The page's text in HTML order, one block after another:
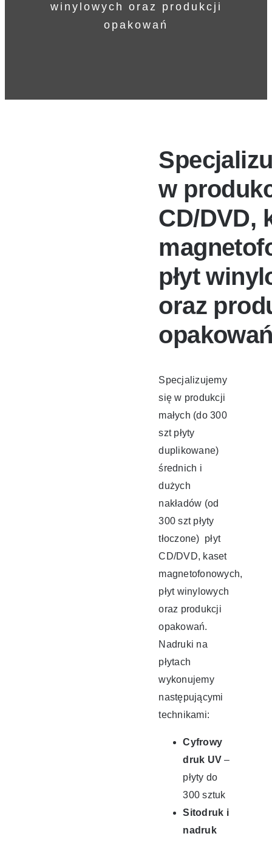
winylowych oraz produkcji
opakowań
w
CD/DVD,
płyt
oraz
Specjalizujemy
się w produkcji
małych (do 300
szt płyty
duplikowane)
średnich i
dużych
nakładów (od
300 szt płyty
tłoczone) płyt
CD/DVD, kaset
magnetofonowych,
płyt winylowych
oraz produkcji
opakowań.
Nadruki na
płytach
wykonujemy
następującymi
technikami:
Cyfrowy
druk UV –
płyty do
300 sztuk
Sitodruk i
nadruk